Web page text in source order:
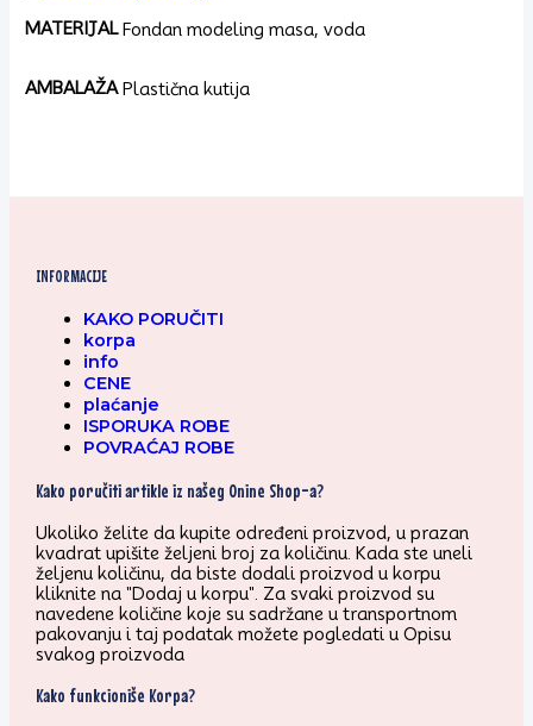
MATERIJAL Fondan modeling masa, voda
AMBALAŽA Plastična kutija
INFORMACIJE
KAKO PORUČITI
korpa
info
CENE
plaćanje
ISPORUKA ROBE
POVRAĆAJ ROBE
Kako poručiti artikle iz našeg Onine Shop-a?
Ukoliko želite da kupite određeni proizvod, u prazan
kvadrat upišite željeni broj za količinu. Kada ste uneli
željenu količinu, da biste dodali proizvod u korpu
kliknite na "Dodaj u korpu". Za svaki proizvod su
navedene količine koje su sadržane u transportnom
pakovanju i taj podatak možete pogledati u Opisu
svakog proizvoda
Kako funkcioniše Korpa?